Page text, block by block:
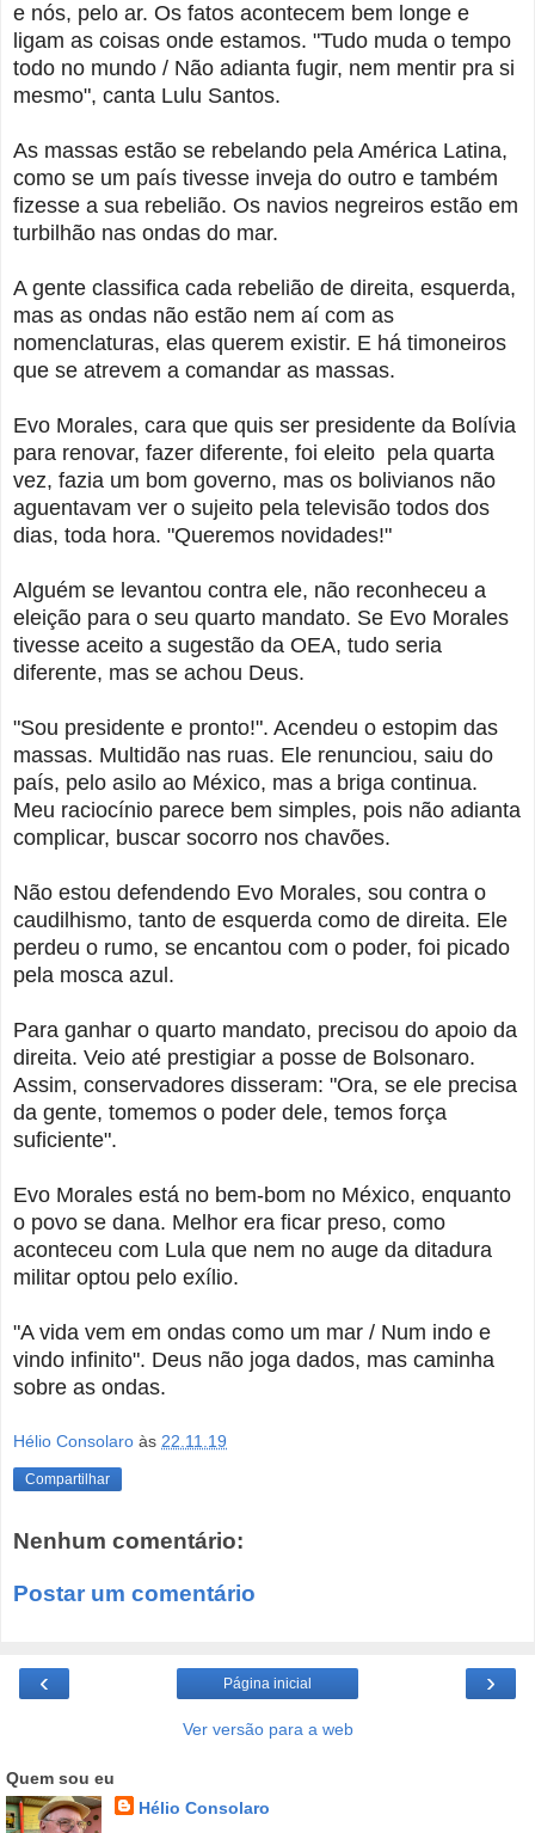
e nós, pelo ar. Os fatos acontecem bem longe e
ligam as coisas onde estamos. "Tudo muda o tempo
todo no mundo / Não adianta fugir, nem mentir pra si
mesmo", canta Lulu Santos.
As massas estão se rebelando pela América Latina,
como se um país tivesse inveja do outro e também
fizesse a sua rebelião. Os navios negreiros estão em
turbilhão nas ondas do mar.
A gente classifica cada rebelião de direita, esquerda,
mas as ondas não estão nem aí com as
nomenclaturas, elas querem existir. E há timoneiros
que se atrevem a comandar as massas.
Evo Morales, cara que quis ser presidente da Bolívia
para renovar, fazer diferente, foi eleito pela quarta
vez, fazia um bom governo, mas os bolivianos não
aguentavam ver o sujeito pela televisão todos dos
dias, toda hora. "Queremos novidades!"
Alguém se levantou contra ele, não reconheceu a
eleição para o seu quarto mandato. Se Evo Morales
tivesse aceito a sugestão da OEA, tudo seria
diferente, mas se achou Deus.
"Sou presidente e pronto!". Acendeu o estopim das
massas. Multidão nas ruas. Ele renunciou, saiu do
país, pelo asilo ao México, mas a briga continua.
Meu raciocínio parece bem simples, pois não adianta
complicar, buscar socorro nos chavões.
Não estou defendendo Evo Morales, sou contra o
caudilhismo, tanto de esquerda como de direita. Ele
perdeu o rumo, se encantou com o poder, foi picado
pela mosca azul.
Para ganhar o quarto mandato, precisou do apoio da
direita. Veio até prestigiar a posse de Bolsonaro.
Assim, conservadores disseram: "Ora, se ele precisa
da gente, tomemos o poder dele, temos força
suficiente".
Evo Morales está no bem-bom no México, enquanto
o povo se dana. Melhor era ficar preso, como
aconteceu com Lula que nem no auge da ditadura
militar optou pelo exílio.
"A vida vem em ondas como um mar / Num indo e
vindo infinito". Deus não joga dados, mas caminha
sobre as ondas.
Hélio Consolaro às 22.11.19
Compartilhar
Nenhum comentário:
Postar um comentário
‹ ›
Página inicial
Ver versão para a web
Quem sou eu
Hélio Consolaro